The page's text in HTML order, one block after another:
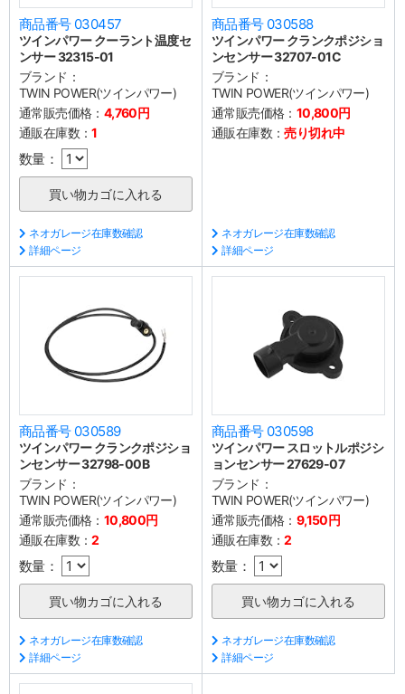
商品番号 030457
ツインパワー クーラント温度セ
ンサー 32315-01
ブランド：
TWIN POWER(ツインパワー)
通常販売価格： 4,760円
通販在庫数：1
数量：
ネオガレージ在庫数確認
詳細ページ
商品番号 030588
ツインパワー クランクポジショ
ンセンサー 32707-01C
ブランド：
TWIN POWER(ツインパワー)
通常販売価格： 10,800円
通販在庫数：売り切れ中
ネオガレージ在庫数確認
詳細ページ
商品番号 030589
ツインパワー クランクポジショ
ンセンサー 32798-00B
ブランド：
TWIN POWER(ツインパワー)
通常販売価格： 10,800円
通販在庫数：2
数量：
ネオガレージ在庫数確認
詳細ページ
商品番号 030598
ツインパワー スロットルポジシ
ョンセンサー 27629-07
ブランド：
TWIN POWER(ツインパワー)
通常販売価格： 9,150円
通販在庫数：2
数量：
ネオガレージ在庫数確認
詳細ページ